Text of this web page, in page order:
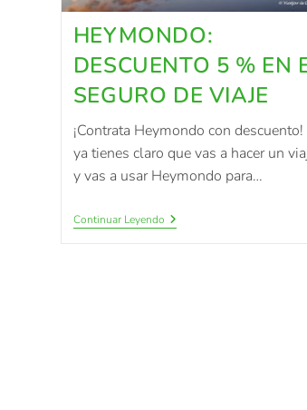
HEYMONDO:
DESCUENTO 5 % EN
SEGURO DE VIAJE
¡Contrata Heymondo con descuento!
ya tienes claro que vas a hacer un
y vas a usar Heymondo para…
Continuar Leyendo